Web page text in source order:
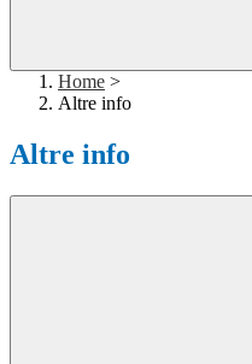
Home >
Altre info
Altre info